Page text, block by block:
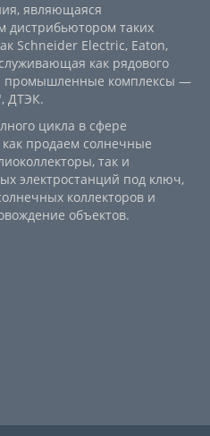
являющаяся
таких
Schneider Electric, Eaton,
как рядового
промышленные комплексы —
ДТЭК.
цикла в сфере
продаем солнечные
так и
электростанций под ключ,
коллекторов и
объектов.